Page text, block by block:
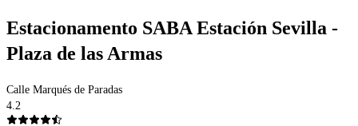
Estacionamento SABA Estación Sevilla -
Plaza de las Armas
Calle Marqués de Paradas
4.2